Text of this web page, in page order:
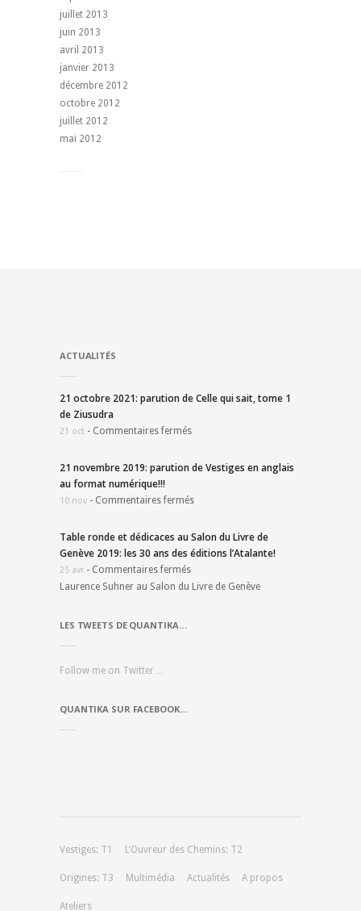
juillet 2013
juin 2013
avril 2013
janvier 2013
décembre 2012
octobre 2012
juillet 2012
mai 2012
ACTUALITÉS
21 octobre 2021: parution de Celle qui sait, tome 1
de Ziusudra
21 oct - Commentaires fermés
21 novembre 2019: parution de Vestiges en anglais
au format numérique!!!
10 nov - Commentaires fermés
Table ronde et dédicaces au Salon du Livre de
Genève 2019: les 30 ans des éditions l’Atalante!
25 avr - Commentaires fermés
Laurence Suhner au Salon du Livre de Genève
LES TWEETS DE QUANTIKA…
Follow me on Twitter…
QUANTIKA SUR FACEBOOK…
Vestiges: T1 L’Ouvreur des Chemins: T2
Origines: T3 Multimédia Actualités A propos
Ateliers